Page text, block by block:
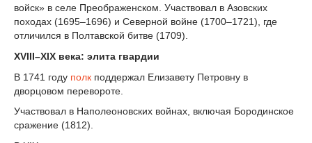
войск» в селе Преображенском. Участвовал в Азовских
походах (1695–1696) и Северной войне (1700–1721), где
отличился в Полтавской битве (1709).
XVIII–XIX века: элита гвардии
В 1741 году полк поддержал Елизавету Петровну в
дворцовом перевороте.
Участвовал в Наполеоновских войнах, включая Бородинское
сражение (1812).